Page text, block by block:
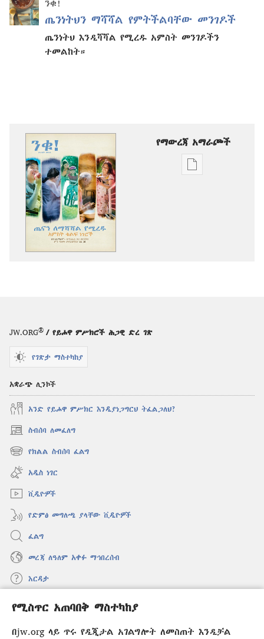
የሚስጥር አጠባበቅ ማስተካከያ
በjw.org ላይ ጥሩ የዲጂታል አገልግሎት ለመስጠት እንዲቻል
ንቁ!
ጤንነትህን ማሻሻል የምትችልባቸው መንገዶች
ጤንነትህ እንዲሻሻል የሚረዱ አምስት መንገዶችን
ተመልከት።
የማውረጃ አማራጮች
የሕትመት
JW.ORG® / የይሖዋ ምሥክሮች ሕጋዊ ድረ ገጽ
የገጽታ ማስተካከያ
አቋራጭ ሊንኮች
አንድ የይሖዋ ምሥክር እንዲያነጋግርህ ትፈልጋለህ?
ስብሰባ ለመፈለግ
(አዲስ
ዊንዶው
ክፈት)
የክልል ስብሰባ ፈልግ
(አዲስ
ዊንዶው
ክፈት)
አዲስ ነገር
ቪዲዮዎች
የድምፅ መግለጫ ያላቸው ቪዲዮዎች
ፈልግ
መረጃ ለዓለም አቀፉ ማኅበረሰብ
እርዳታ
መዋጮዎች
(አዲስ
ክፈት)